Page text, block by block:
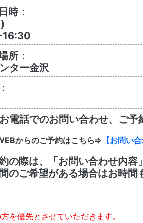
時：
所：
ター金沢
お電話でのお問い合わせ、ご
からのご予約はこちら⇒ 【お問い
の際は、「お問い合わせ内容
のご希望がある場合はお時間
を優先とさせていただきます。